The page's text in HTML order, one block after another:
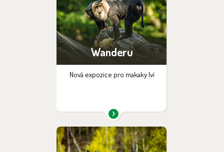
Wanderu
Nová expozice pro makaky lví